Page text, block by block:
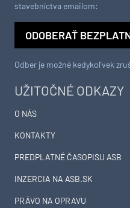
UŽITOČNÉ ODKAZY
O NÁS
KONTAKTY
PREDPLATNÉ ČASOPISU ASB
INZERCIA NA ASB.SK
PRÁVO NA OPRAVU
stavebníctva emailom:
ODOBERAŤ
Odber je možné kedykoľvek